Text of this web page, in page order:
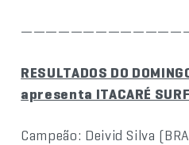
RESULTADOS DO
apresenta ITACARÉ
Campeão: Deivid Silva